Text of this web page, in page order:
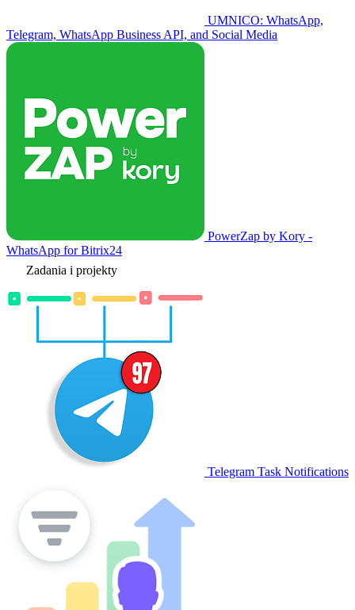
UMNICO: WhatsApp,
Telegram, WhatsApp Business API, and Social Media
PowerZap by Kory -
WhatsApp for Bitrix24
Zadania i projekty
Telegram Task Notifications